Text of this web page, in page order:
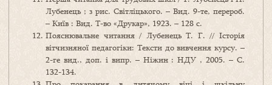
Лубенець ; з рис. Світліцького. – Вид. 9-те, перероб.
– Київ : Вид. Т-во «Друкар», 1923. – 128 с.
Пояснювальне читання / Лубенець Т. Г. // Історія
вітчизняної педагогіки: Тексти до вивчення курсу. –
2-ге вид., доп. і випр. – Ніжин : НДУ , 2005. – С.
132-134.